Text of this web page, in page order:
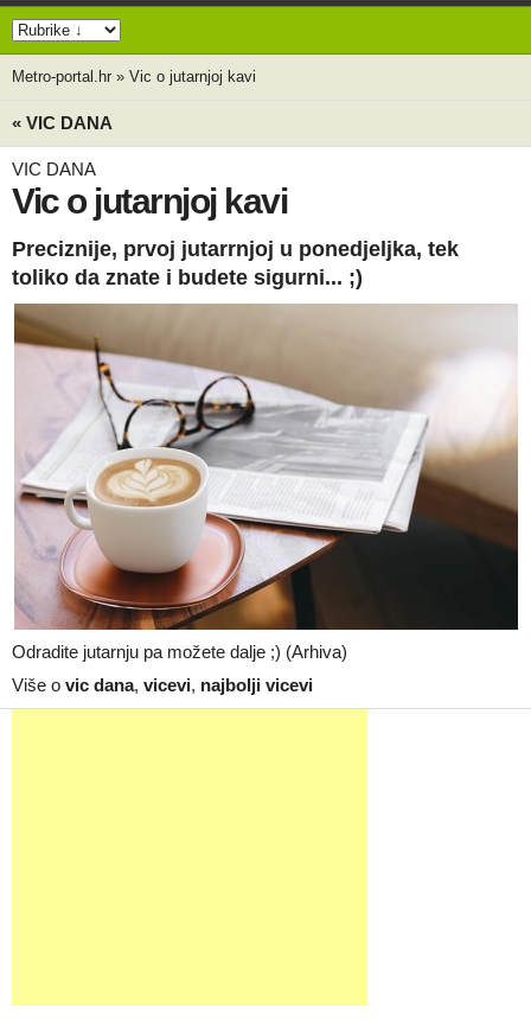
Metro-portal.hr » Vic o jutarnjoj kavi
« VIC DANA
VIC DANA
Vic o jutarnjoj kavi
Preciznije, prvoj jutarrnjoj u ponedjeljka, tek
toliko da znate i budete sigurni... ;)
Odradite jutarnju pa možete dalje ;) (Arhiva)
Više o vic dana, vicevi, najbolji vicevi